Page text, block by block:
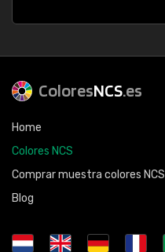
ColoresNCS.es
Home
Colores NCS
Comprar muestra colores NCS
Blog